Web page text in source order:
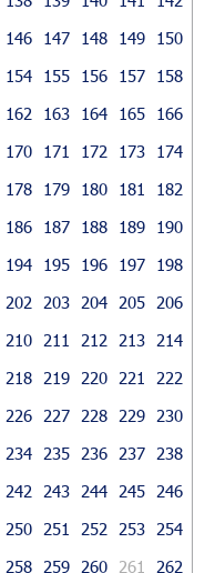
146 147 148 149
150
154 155 156 157
158
162 163 164 165
166
170 171 172 173
174
178 179 180 181
182
186 187 188 189
190
194 195 196 197
198
202 203 204 205
206
210 211 212 213
214
218 219 220 221
222
226 227 228 229
230
234 235 236 237
238
242 243 244 245
246
250 251 252 253
254
258 259 260 261 262